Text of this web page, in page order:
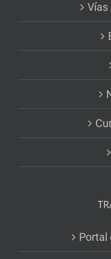
Vías
Portal